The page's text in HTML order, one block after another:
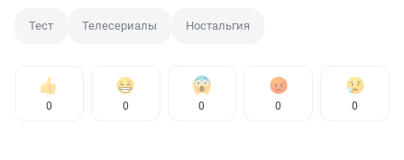
Тест Телесериалы Ностальгия
0 0 0 0 0